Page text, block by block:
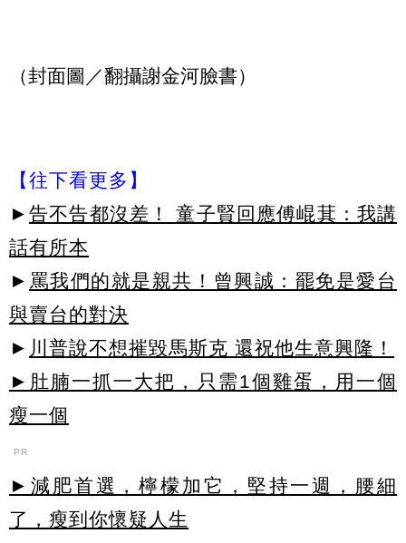
（封面圖／翻攝謝金河臉書）
【往下看更多】
► 告不告都沒差！ 童子賢回應傅崐萁：我講
話有所本
► 罵我們的就是親共！曾興誠：罷免是愛台
與賣台的對決
► 川普說不想摧毀馬斯克 還祝他生意興隆！
►肚腩一抓一大把，只需1個雞蛋，用一個
瘦一個
PR
►減肥首選，檸檬加它，堅持一週，腰細
了，瘦到你懷疑人生